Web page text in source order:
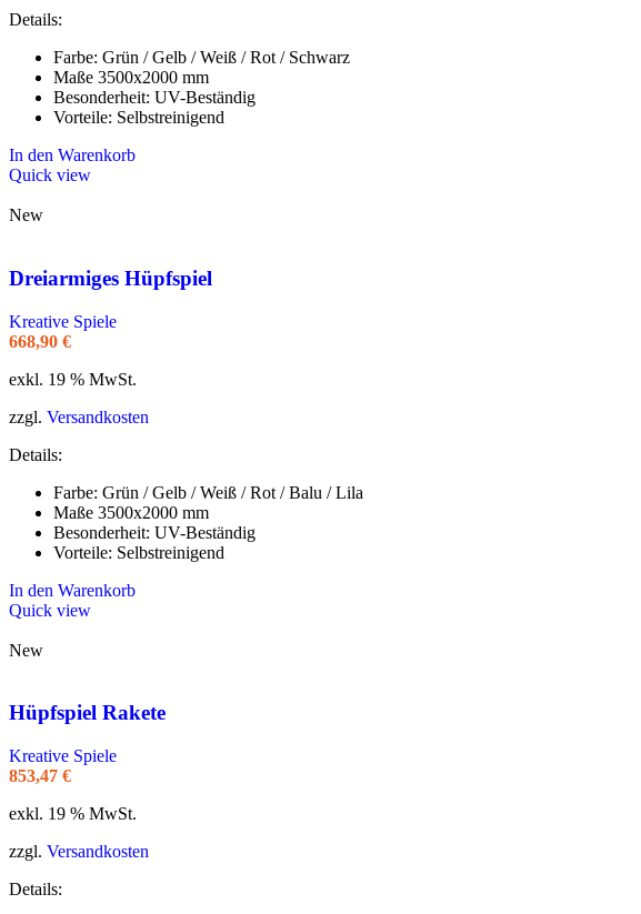
Details:
Farbe: Grün / Gelb / Weiß / Rot / Schwarz
Maße 3500x2000 mm
Besonderheit: UV-Beständig
Vorteile: Selbstreinigend
In den Warenkorb
Quick view
New
Dreiarmiges Hüpfspiel
Kreative Spiele
668,90 €
exkl. 19 % MwSt.
zzgl. Versandkosten
Details:
Farbe: Grün / Gelb / Weiß / Rot / Balu / Lila
Maße 3500x2000 mm
Besonderheit: UV-Beständig
Vorteile: Selbstreinigend
In den Warenkorb
Quick view
New
Hüpfspiel Rakete
Kreative Spiele
853,47 €
exkl. 19 % MwSt.
zzgl. Versandkosten
Details: